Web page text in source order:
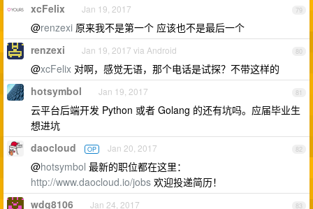
79
xcFelix Jan 19, 2017
@renzexi 原来我不是第一个 应该也不是最后一个
80
renzexi Jan 19, 2017 via Android
@xcFelix 对啊，感觉无语，那个电话是试探？不带这样的
81
hotsymbol Jan 19, 2017
云平台后端开发 Python 或者 Golang 的还有坑吗。应届毕业生
想进坑
82
daocloud OP Jan 20, 2017
@hotsymbol 最新的职位都在这里：
http://www.daocloud.io/jobs 欢迎投递简历！
83
wdg8106 Jan 24, 2017